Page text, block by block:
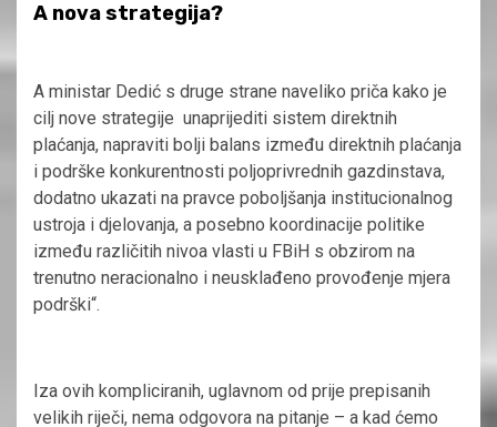
A nova strategija?
A ministar Dedić s druge strane naveliko priča kako je
cilj nove strategije unaprijediti sistem direktnih
plaćanja, napraviti bolji balans između direktnih plaćanja
i podrške konkurentnosti poljoprivrednih gazdinstava,
dodatno ukazati na pravce poboljšanja institucionalnog
ustroja i djelovanja, a posebno koordinacije politike
između različitih nivoa vlasti u FBiH s obzirom na
trenutno neracionalno i neusklađeno provođenje mjera
podrški“.
Iza ovih kompliciranih, uglavnom od prije prepisanih
velikih riječi, nema odgovora na pitanje – a kad ćemo